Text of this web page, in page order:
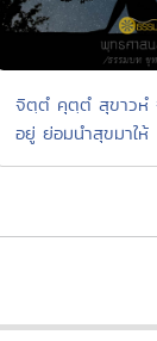
จิตฺตํ คุตฺตํ สุขาวหํ
อยู่ ย่อมนำสุขมาให้